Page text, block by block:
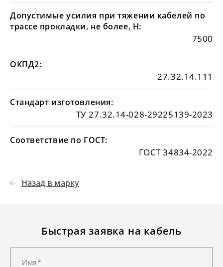
Допустимые усилия при тяжении кабелей по
трассе прокладки, не более, Н:
7500
ОКПД2:
27.32.14.111
Стандарт изготовления:
ТУ 27.32.14-028-29225139-2023
Соответствие по ГОСТ:
ГОСТ 34834-2022
Назад в марку
Быстрая заявка на кабель